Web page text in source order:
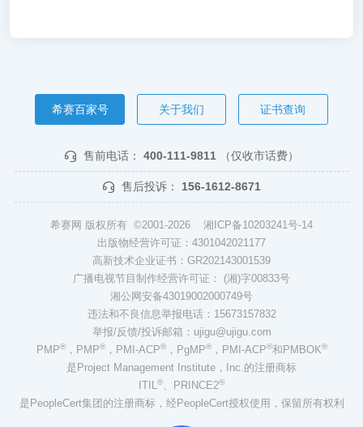
希赛百家号 关于我们 证书查询
售前电话： 400-111-9811 （仅收市话费）
售后投诉： 156-1612-8671
希赛网 版权所有 ©2001-2026 湘ICP备10203241号-14
出版物经营许可证：4301042021177
高新技术企业证书：GR202143001539
广播电视节目制作经营许可证： (湘)字00833号
湘公网安备43019002000749号
违法和不良信息举报电话：15673157832
举报/反馈/投诉邮箱：ujigu@ujigu.com
PMP®，PMP®，PMI-ACP®，PgMP®，PMI-ACP®和PMBOK®
是Project Management Institute，Inc.的注册商标
ITIL®、PRINCE2®
是PeopleCert集团的注册商标，经PeopleCert授权使用，保留所有权利